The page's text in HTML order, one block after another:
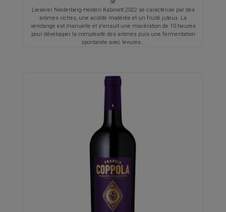
Lieserer Niederberg-Helden Kabinett 2022 se caractérise par des
arômes riches, une acidité modérée et un fruité juteux. La
vendange est manuelle et s'ensuit une macération de 10 heures
pour développer la complexité des arômes puis une fermentation
spontanée avec levures...